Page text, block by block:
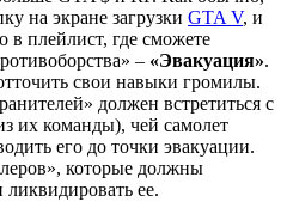
на экране загрузки GTA V, и
в плейлист, где сможете
– «Эвакуация».
свои навыки громилы.
должен встретиться с
их команды), чей самолет
его до точки эвакуации.
которые должны
ее.